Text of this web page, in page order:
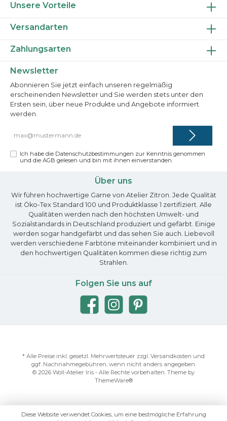
Versandarten
Newsletter
Abonnieren Sie jetzt einfach unseren regelmäßig
erscheinenden Newsletter und Sie werden stets unter den
Ersten sein, über neue Produkte und Angebote informiert
werden.
Mail-
Ich habe die Datenschutzbestimmungen zur Kenntnis genommen
und dieAGB gelesen und bin mit ihnen einverstanden.
Unsere Vorteile
Zahlungsarten
Über uns
Wir führen hochwertige Garne von Atelier Zitron. Jede Qualität
ist Öko-Tex Standard 100 und Produktklasse 1 zertifiziert. Alle
Qualitäten werden nach den höchsten Umwelt- und
Sozialstandards in Deutschland produziert und gefärbt. Einige
werden sogar handgefärbt und das sehen Sie auch. Liebevoll
werden verschiedene Farbtöne miteinander kombiniert und in
den hochwertigen Qualitäten kommen diese richtig zum
Strahlen.
Folgen Sie uns auf
* Alle Preise inkl. gesetzl. Mehrwertsteuer zzgl. Versandkosten und
ggf. Nachnahmegebühren, wenn nicht anders angegeben.
© 2026 Woll-Atelier Iris - Alle Rechte vorbehalten. Theme by
ThemeWare®
Diese Website verwendet Cookies, um eine bestmögliche Erfahrung